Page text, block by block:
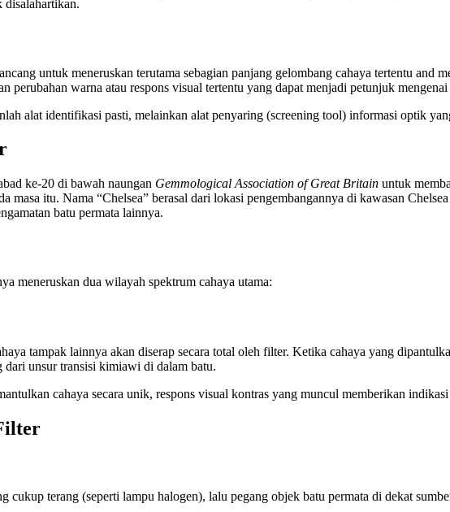
disalahartikan.
untuk meneruskan terutama sebagian panjang gelombang cahaya tertentu and
perubahan warna atau respons visual tertentu yang dapat menjadi petunjuk
alat identifikasi pasti, melainkan alat penyaring (screening tool) informasi optik
ke-20 di bawah naungan Gemmological Association of Great Britain untuk
masa itu. Nama “Chelsea” berasal dari lokasi pengembangannya di kawasan
batu permata lainnya.
meneruskan dua wilayah spektrum cahaya utama:
tampak lainnya akan diserap secara total oleh filter. Ketika cahaya yang
dari unsur transisi kimiawi di dalam batu.
cahaya secara unik, respons visual kontras yang muncul memberikan
cukup terang (seperti lampu halogen), lalu pegang objek batu permata di dekat